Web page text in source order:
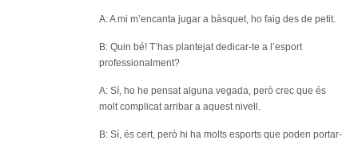
A: A mi m’encanta jugar a bàsquet, ho faig des de petit.
B: Quin bé! T’has plantejat dedicar-te a l’esport
professionalment?
A: Sí, ho he pensat alguna vegada, però crec que és
molt complicat arribar a aquest nivell.
B: Sí, és cert, però hi ha molts esports que poden portar-